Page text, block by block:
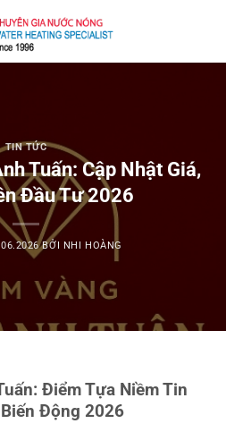
TIN TỨC
Tuấn: Cập Nhật Giá,
Đầu Tư 2026
BỞI NHI HOÀNG
Điểm Tựa Niềm Tin
Động 2026